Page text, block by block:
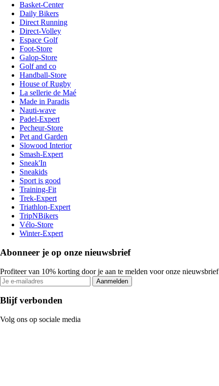
Basket-Center
Daily Bikers
Direct Running
Direct-Volley
Espace Golf
Foot-Store
Galop-Store
Golf and co
Handball-Store
House of Rugby
La sellerie de Maé
Made in Paradis
Nauti-wave
Padel-Expert
Pecheur-Store
Pet and Garden
Slowood Interior
Smash-Expert
Sneak'In
Sneakids
Sport is good
Training-Fit
Trek-Expert
Triathlon-Expert
TripNBikers
Vélo-Store
Winter-Expert
Abonneer je op onze nieuwsbrief
Profiteer van 10% korting door je aan te melden voor onze nieuwsbrief
Aanmelden
Blijf verbonden
Volg ons op sociale media